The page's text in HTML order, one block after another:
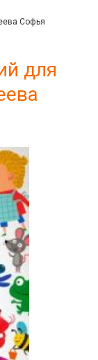
Софья
для